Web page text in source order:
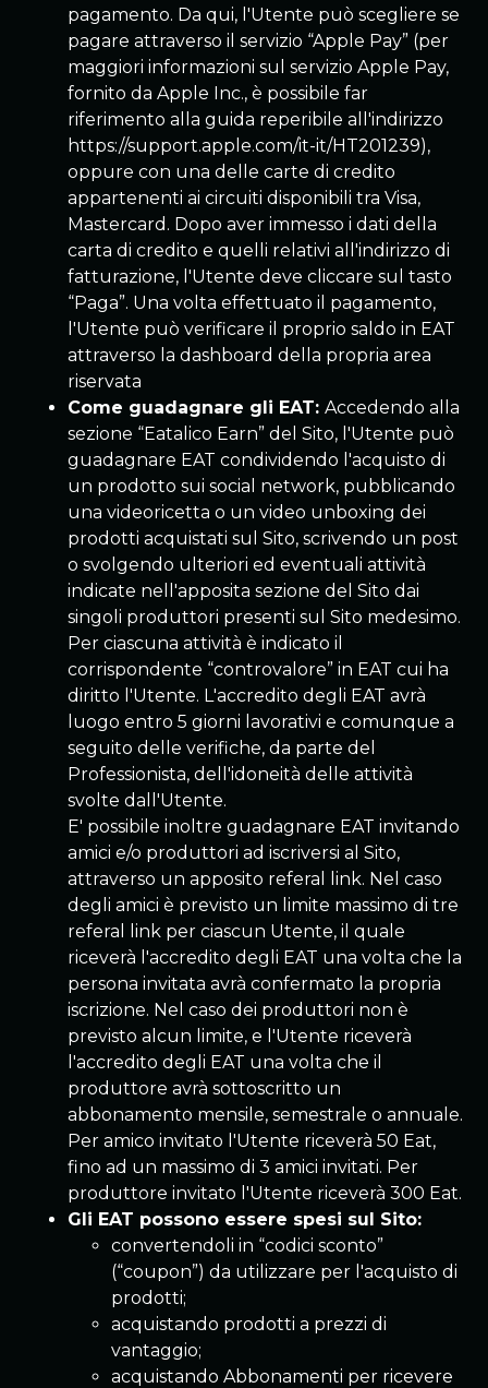
pagamento. Da qui, l'Utente può scegliere se
pagare attraverso il servizio “Apple Pay” (per
maggiori informazioni sul servizio Apple Pay,
fornito da Apple Inc., è possibile far
riferimento alla guida reperibile all'indirizzo
https://support.apple.com/it-it/HT201239),
oppure con una delle carte di credito
appartenenti ai circuiti disponibili tra Visa,
Mastercard. Dopo aver immesso i dati della
carta di credito e quelli relativi all'indirizzo di
fatturazione, l'Utente deve cliccare sul tasto
“Paga”. Una volta effettuato il pagamento,
l'Utente può verificare il proprio saldo in EAT
attraverso la dashboard della propria area
riservata
Come guadagnare gli EAT:Accedendo alla
sezione “Eatalico Earn” del Sito, l'Utente può
guadagnare EAT condividendo l'acquisto di
un prodotto sui social network, pubblicando
una videoricetta o un video unboxing dei
prodotti acquistati sul Sito, scrivendo un post
o svolgendo ulteriori ed eventuali attività
indicate nell'apposita sezione del Sito dai
singoli produttori presenti sul Sito medesimo.
Per ciascuna attività è indicato il
corrispondente “controvalore” in EAT cui ha
diritto l'Utente. L'accredito degli EAT avrà
luogo entro 5 giorni lavorativi e comunque a
seguito delle verifiche, da parte del
Professionista, dell'idoneità delle attività
svolte dall'Utente.
E' possibile inoltre guadagnare EAT invitando
amici e/o produttori ad iscriversi al Sito,
attraverso un apposito referal link. Nel caso
degli amici è previsto un limite massimo di tre
referal link per ciascun Utente, il quale
riceverà l'accredito degli EAT una volta che la
persona invitata avrà confermato la propria
iscrizione. Nel caso dei produttori non è
previsto alcun limite, e l'Utente riceverà
l'accredito degli EAT una volta che il
produttore avrà sottoscritto un
abbonamento mensile, semestrale o annuale.
Per amico invitato l'Utente riceverà 50 Eat,
fino ad un massimo di 3 amici invitati. Per
produttore invitato l'Utente riceverà 300 Eat.
Gli EAT possono essere spesi sul Sito:
convertendoli in “codici sconto”
(“coupon”) da utilizzare per l'acquisto di
prodotti;
acquistando prodotti a prezzi di
vantaggio;
acquistando Abbonamenti per ricevere